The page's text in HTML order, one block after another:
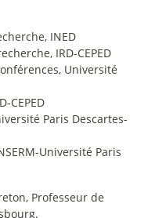
INED
IRD-CEPED
Université
CEPED
Paris Descartes-
Université Paris
Professeur de